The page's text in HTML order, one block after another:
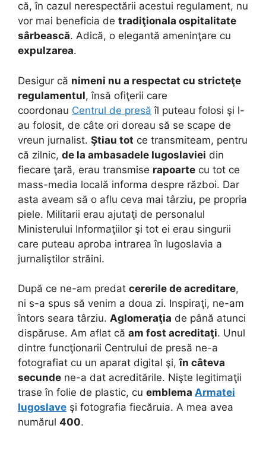
că, în cazul nerespectării acestui regulament, nu
vor mai beneficia de tradiţionala ospitalitate
sârbească. Adică, o elegantă ameninţare cu
expulzarea.
Desigur că nimeni nu a respectat cu stricteţe
regulamentul, însă ofiţerii care
coordonau Centrul de presă îl puteau folosi şi l-
au folosit, de câte ori doreau să se scape de
vreun jurnalist. Ştiau tot ce transmiteam, pentru
că zilnic, de la ambasadele Iugoslaviei din
fiecare ţară, erau transmise rapoarte cu tot ce
mass-media locală informa despre război. Dar
asta aveam să o aflu ceva mai târziu, pe propria
piele. Militarii erau ajutaţi de personalul
Ministerului Informaţiilor şi tot ei erau singurii
care puteau aproba intrarea în Iugoslavia a
jurnaliştilor străini.
După ce ne-am predat cererile de acreditare,
ni s-a spus să venim a doua zi. Inspiraţi, ne-am
întors seara târziu. Aglomeraţia de până atunci
dispăruse. Am aflat că am fost acreditaţi. Unul
dintre funcţionarii Centrului de presă ne-a
fotografiat cu un aparat digital şi,în câteva
secunde ne-a dat acreditările. Nişte legitimaţii
trase în folie de plastic, cu emblema Armatei
Iugoslave şi fotografia fiecăruia. A mea avea
numărul 400.